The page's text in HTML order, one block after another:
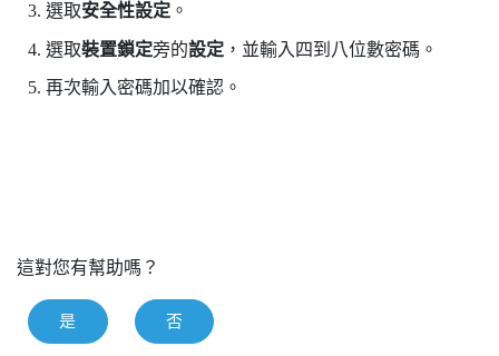
選取安全性設定。
選取裝置鎖定旁的設定，並輸入四到八位數密碼。
再次輸入密碼加以確認。
這對您有幫助嗎？
是 否